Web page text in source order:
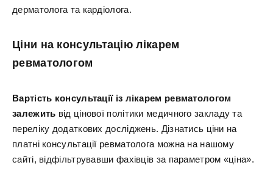
дерматолога та кардіолога.
Ціни на консультацію лікарем
ревматологом
Вартість консультації із лікарем ревматологом
залежить від цінової політики медичного закладу та
переліку додаткових досліджень. Дізнатись ціни на
платні консультації ревматолога можна на нашому
сайті, відфільтрувавши фахівців за параметром «ціна».